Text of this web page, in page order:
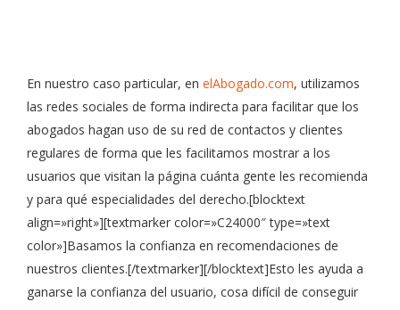
En nuestro caso particular, en elAbogado.com, utilizamos
las redes sociales de forma indirecta para facilitar que los
abogados hagan uso de su red de contactos y clientes
regulares de forma que les facilitamos mostrar a los
usuarios que visitan la página cuánta gente les recomienda
y para qué especialidades del derecho.[blocktext
align=»right»][textmarker color=»C24000″ type=»text
color»]Basamos la confianza en recomendaciones de
nuestros clientes.[/textmarker][/blocktext]Esto les ayuda a
ganarse la confianza del usuario, cosa difícil de conseguir